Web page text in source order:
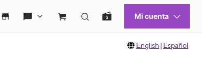
English | Español